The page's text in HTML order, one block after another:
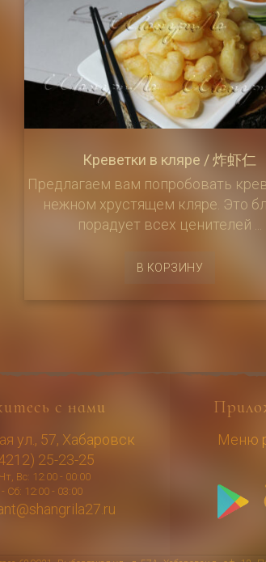
Креветки в кляре / 炸虾仁
Предлагаем вам попробовать
нежном хрустящем кляре. Это
порадует всех ценителей ...
В КОРЗИНУ
с нами
ул., 57, Хабаровск
25-23-25
Вс: 12:00 - 00:00
Сб: 12:00 - 03:00
Меню